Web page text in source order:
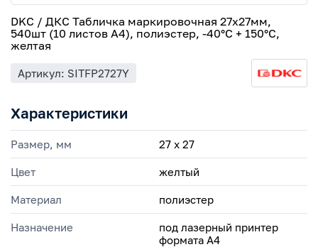
DKC / ДКС Табличка маркировочная 27х27мм,
540шт (10 листов А4), полиэстер, -40°C + 150°C,
желтая
Артикул: SITFP2727Y
Характеристики
Размер, мм 27 х 27
Цвет желтый
Материал полиэстер
Назначение
под лазерный принтер
формата А4